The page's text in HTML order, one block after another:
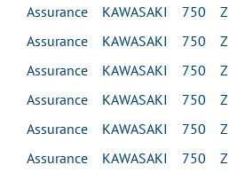
Assurance KAWASAKI 750 Z
Assurance KAWASAKI 750 Z
Assurance KAWASAKI 750 Z
Assurance KAWASAKI 750 Z
Assurance KAWASAKI 750 Z
Assurance KAWASAKI 750 Z